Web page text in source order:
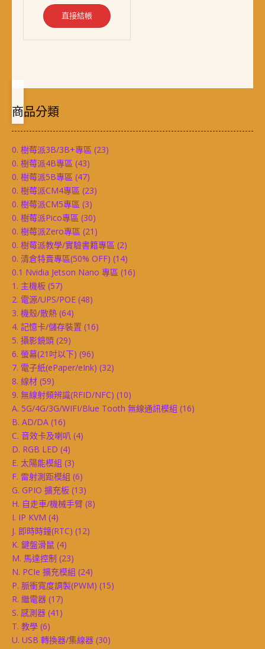
直接結帳
商品分類
0. 樹莓派3B/3B+專區 (23)
0. 樹莓派4B專區 (43)
0. 樹莓派5B專區 (47)
0. 樹莓派CM4專區 (23)
0. 樹莓派CM5專區 (3)
0. 樹莓派Pico專區 (30)
0. 樹莓派Zero專區 (21)
0. 樹莓派教學/實驗書籍專區 (2)
0. 清倉特賣專區(50% OFF) (14)
0.1 Nvidia Jetson Nano 專區 (16)
1. 主機板 (57)
2. 電源/UPS/POE (48)
3. 機殼/散熱 (64)
4. 記憶卡/儲存裝置 (16)
5. 攝影鏡頭 (29)
6. 螢幕(21吋以下) (96)
7. 電子紙(ePaper/eInk) (32)
8. 線材 (59)
9. 無線射頻辨識(RFID/NFC) (10)
A. 5G/4G/3G/WIFI/Blue Tooth 無線通訊模組 (16)
B. AD/DA (16)
C. 音效卡及喇叭 (4)
D. RGB LED (4)
E. 太陽能模組 (3)
F. 雷射測距模組 (6)
G. GPIO 擴充板 (13)
H. 自走車/機械手臂 (8)
I. IP KVM (4)
J. 即時時鐘(RTC) (12)
K. 鍵盤滑鼠 (4)
M. 馬達控制 (23)
N. PCIe 擴充模組 (24)
P. 脈衝寬度調製(PWM) (15)
R. 繼電器 (17)
S. 感測器 (41)
T. 教學 (6)
U. USB 轉換器/集線器 (30)